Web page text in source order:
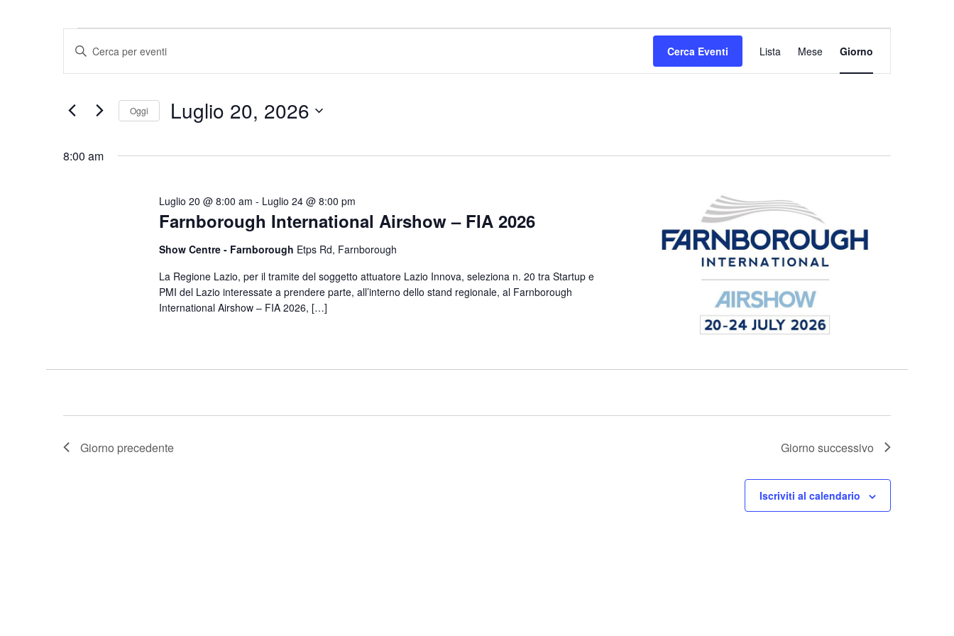
Eventi
for
Luglio
20,
Eventi
viste
Inserisci
Eventi
Chiave.
Cerca Eventi
Viste
Navigazione
Lista Mese Giorno
Oggi Luglio 20, 2026
8:00 am
Farnborough International Airshow – FIA 2026
Luglio 20 @ 8:00 am - Luglio 24 @ 8:00 pm
Show Centre - Farnborough Etps Rd, Farnborough
La Regione Lazio, per il tramite del soggetto attuatore Lazio Innova, seleziona n. 20 tra Startup e
PMI del Lazio interessate a prendere parte, all’interno dello stand regionale, al Farnborough
International Airshow – FIA 2026, […]
Giorno precedente Giorno successivo
Iscriviti al calendario